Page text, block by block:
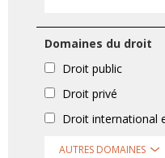
Domaines du droit
Droit public
Droit privé
Droit international
AUTRES DOMAINES